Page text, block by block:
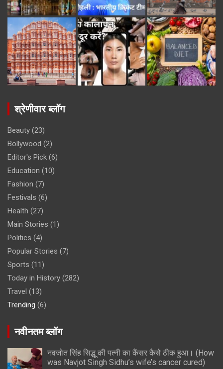
श्रेणीवार ब्लॉग
Beauty (23)
Bollywood (2)
Editor's Pick (6)
Education (10)
Fashion (7)
Festivals (6)
Health (27)
Main Stories (1)
Politics (4)
Popular Stories (7)
Sports (11)
Today in History (282)
Travel (13)
Trending (6)
नवीनतम ब्लॉग
नवजोत सिंह सिद्धू की पत्नी का कैंसर कैसे ठीक हुआ। (How
was Navjot Singh Sidhu’s wife’s cancer cured)